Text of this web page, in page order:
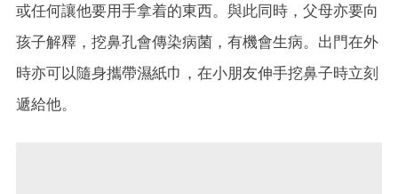
或任何讓他要用手拿着的東西。與此同時，父母亦要向
孩子解釋，挖鼻孔會傳染病菌，有機會生病。出門在外
時亦可以隨身攜帶濕紙巾，在小朋友伸手挖鼻子時立刻
遞給他。